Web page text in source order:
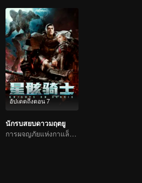
อัปเดตถึงตอน 7
นักรบสยบดาวมฤตยู
การผจญภัยแห่งกาแล็กซี่: ศึกเลือดบนซากปรักหักพัง!